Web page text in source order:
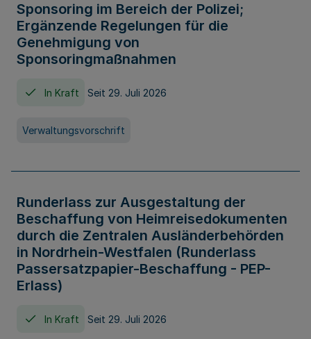
Sponsoring im Bereich der Polizei;
Ergänzende Regelungen für die
Genehmigung von
Sponsoringmaßnahmen
In Kraft Seit 29. Juli 2026
Verwaltungsvorschrift
Runderlass zur Ausgestaltung der
Beschaffung von Heimreisedokumenten
durch die Zentralen Ausländerbehörden
in Nordrhein-Westfalen (Runderlass
Passersatzpapier-Beschaffung - PEP-
Erlass)
In Kraft Seit 29. Juli 2026